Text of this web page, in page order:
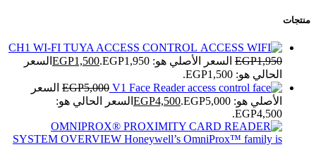
منتجات
CH1 WI-FI TUYA ACCESS CONTROL
EGP1,950 السعر الأصلي هو: EGP1,950. EGP1,500
السعر
الحالي هو: EGP1,500.
V1 Face Reader
EGP5,000
السعر
الأصلي هو: EGP5,000.
EGP4,500
السعر الحالي هو:
EGP4,500.